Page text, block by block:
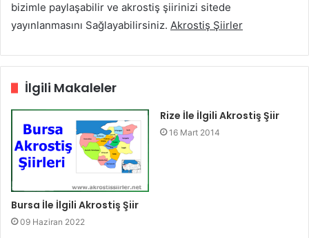
bizimle paylaşabilir ve akrostiş şiirinizi sitede
yayınlanmasını Sağlayabilirsiniz. Akrostiş Şiirler
İlgili Makaleler
Bursa İle İlgili Akrostiş Şiir
09 Haziran 2022
Rize İle İlgili Akrostiş Şiir
16 Mart 2014